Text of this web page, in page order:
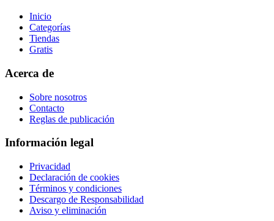
Inicio
Categorías
Tiendas
Gratis
Acerca de
Sobre nosotros
Contacto
Reglas de publicación
Información legal
Privacidad
Declaración de cookies
Términos y condiciones
Descargo de Responsabilidad
Aviso y eliminación